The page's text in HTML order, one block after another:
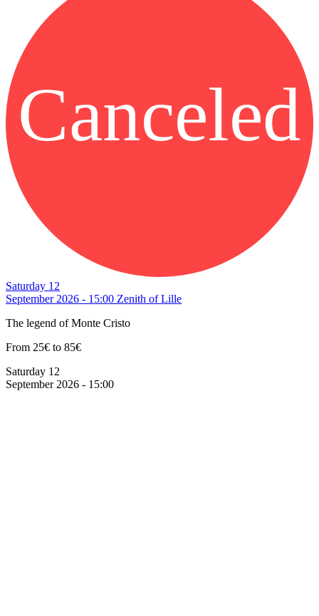
Canceled
Saturday 12
September 2026 - 15:00 Zenith of Lille
The legend of Monte Cristo
From 25€ to 85€
Saturday 12
September 2026 - 15:00